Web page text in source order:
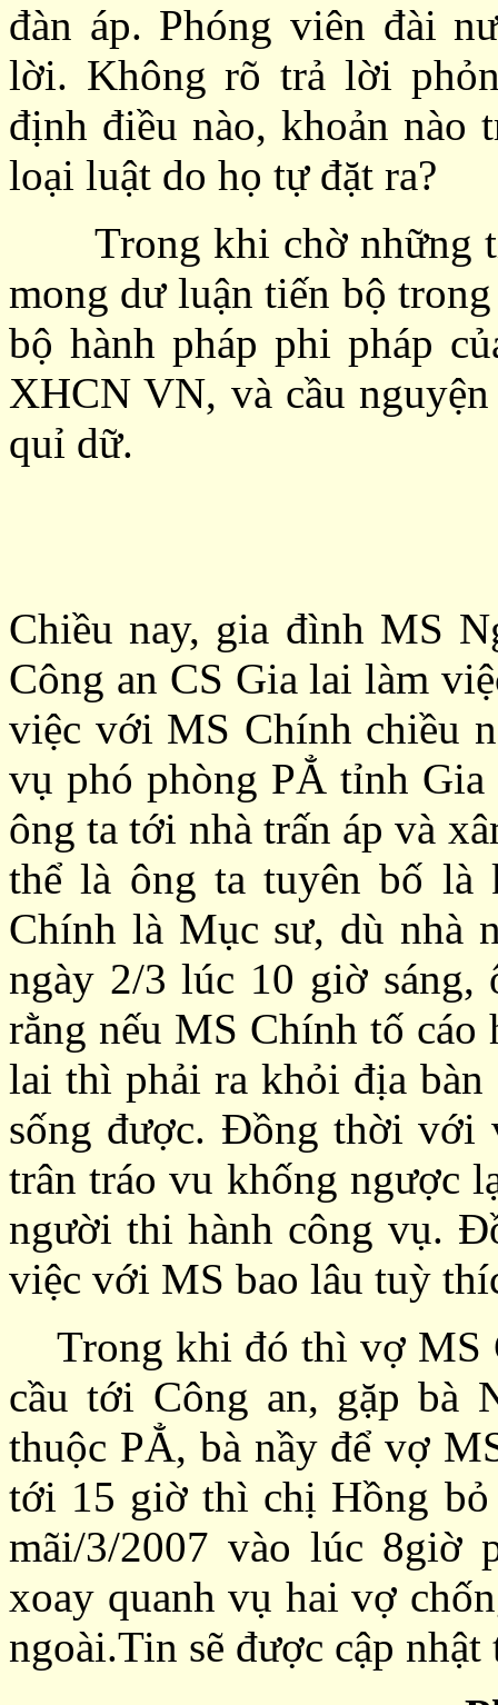
đàn áp. Phóng viên đài
lời. Không rõ trả lời
định điều nào, khoản nào
loại luật do họ tự đặt ra?
Trong khi chờ những
mong dư luận tiến bộ
bộ hành pháp phi pháp
XHCN VN, và cầu
quỉ dữ.
Chiều nay, gia đình MS
Công an CS Gia lai làm
việc với MS Chính chiều
vụ phó phòng PẲ tỉnh
ông ta tới nhà trấn áp và
thể là ông ta tuyên bố là
Chính là Mục sư, dù nhà
ngày 2/3 lúc 10 giờ
rằng nếu MS Chính tố cáo
lai thì phải ra khỏi địa
sống được. Đồng thời với
trân tráo vu khống ngược
người thi hành công vụ.
việc với MS bao lâu tuỳ
Trong khi đó thì vợ MS
cầu tới Công an, gặp bà
thuộc PẲ, bà nầy để vợ
tới 15 giờ thì chị Hồng
mãi/3/2007 vào lúc 8giờ
xoay quanh vụ hai vợ
ngoài.Tin sẽ được cập